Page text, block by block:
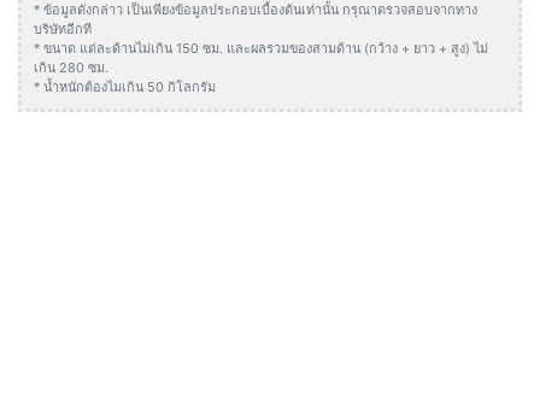
* ข้อมูลดังกล่าว เป็นเพียงข้อมูลประกอบเบื้องต้นเท่านั้น กรุณาตรวจสอบจากทาง
บริษัทอีกที
* ขนาด แต่ละด้านไม่เกิน 150 ซม. และผลรวมของสามด้าน (กว้าง + ยาว + สูง) ไม่
เกิน 280 ซม.
* น้ำหนักต้องไมเกิน 50 กิโลกรัม